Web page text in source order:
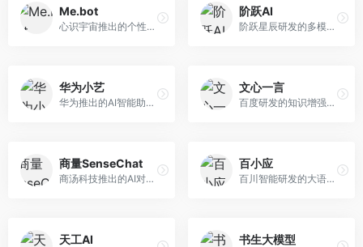
Me.bot
心识宇宙推出的个性化AI伴侣，专注于情感交互和个人助理服务。面向个人用户，支持日程管理、情感陪伴、知识问答等功能，交互体验人性化。
阶跃AI
阶跃星辰研发的多模态大模型平台，支持文本、图像、视频的综合理解与生成。面向创作者和企业客户，提供内容创作、智能分析等服务，多模态能力突出。
华为小艺
华为推出的AI智能助手网页端，深度整合鸿蒙生态和华为云服务。面向华为设备用户，支持语音交互、智能问答、设备控制等功能，与华为硬件生态无缝衔接。
文心一言
百度研发的知识增强大语言模型，深度融合百度知识图谱和搜索能力。面向中文用户，提供知识问答、文本创作、逻辑推理等服务，中文语境理解准确，知识覆盖面广。
商量SenseChat
商汤科技推出的AI对话平台，结合计算机视觉和自然语言处理技术。面向企业用户和开发者，支持多模态交互，视觉理解能力强，适合智能客服和内容创作场景。
百小应
百川智能研发的大语言模型助手，专注于中文理解和生成。面向中文用户，提供知识问答、文本创作、代码辅助等服务，模型参数规模大，中文表达流畅自然。
天工AI 书生大模型